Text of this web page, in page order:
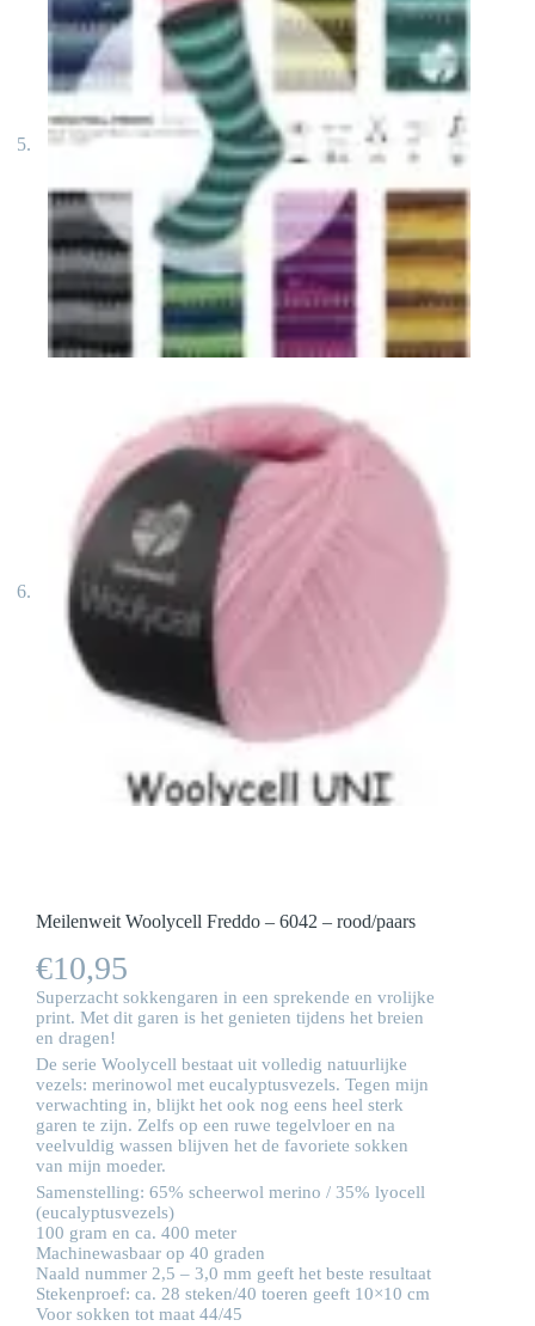
Meilenweit Woolycell Freddo – 6042 – rood/paars
€10,95
Superzacht sokkengaren in een sprekende en vrolijke
print. Met dit garen is het genieten tijdens het breien
en dragen!
De serie Woolycell bestaat uit volledig natuurlijke
vezels: merinowol met eucalyptusvezels. Tegen mijn
verwachting in, blijkt het ook nog eens heel sterk
garen te zijn. Zelfs op een ruwe tegelvloer en na
veelvuldig wassen blijven het de favoriete sokken
van mijn moeder.
Samenstelling: 65% scheerwol merino / 35% lyocell
(eucalyptusvezels)
100 gram en ca. 400 meter
Machinewasbaar op 40 graden
Naald nummer 2,5 – 3,0 mm geeft het beste resultaat
Stekenproef: ca. 28 steken/40 toeren geeft 10×10 cm
Voor sokken tot maat 44/45